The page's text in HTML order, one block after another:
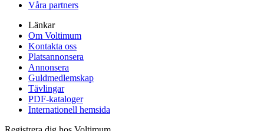
Våra partners
Länkar
Om Voltimum
Kontakta oss
Platsannonsera
Annonsera
Guldmedlemskap
Tävlingar
PDF-kataloger
Internationell hemsida